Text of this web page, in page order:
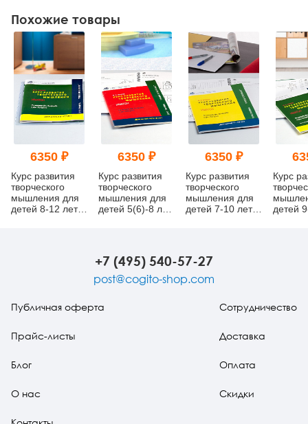
Похожие товары
6350 ₽
Курс развития
творческого
мышления для
детей 8-12 лет
6350 ₽
Курс развития
творческого
мышления для
детей 5(6)-8 лет
6350 ₽
Курс развития
творческого
мышления для
детей 7-10 лет
Курс
детей
+7 (495) 540-57-27
post@cogito-shop.com
Публичная оферта
Прайс-листы
Блог
О нас
Сотрудничество
Доставка
Оплата
Скидки